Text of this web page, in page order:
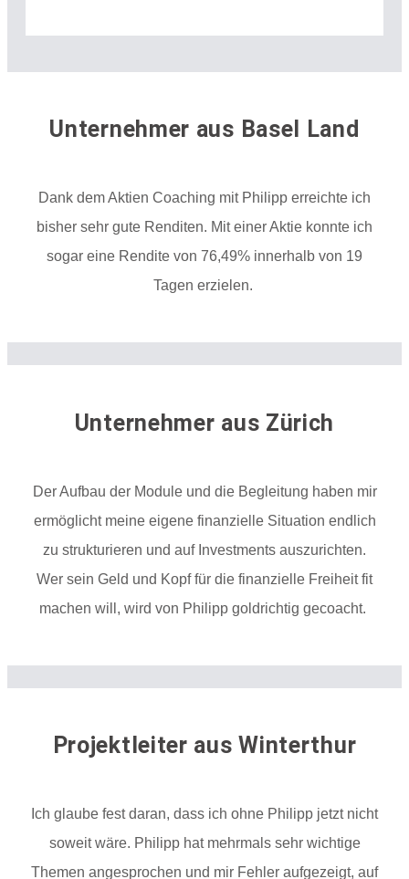
Unternehmer aus Basel Land
Dank dem Aktien Coaching mit Philipp erreichte ich
bisher sehr gute Renditen. Mit einer Aktie konnte ich
sogar eine Rendite von 76,49% innerhalb von 19
Tagen erzielen.
Unternehmer aus Zürich
Der Aufbau der Module und die Begleitung haben mir
ermöglicht meine eigene finanzielle Situation endlich
zu strukturieren und auf Investments auszurichten.
Wer sein Geld und Kopf für die finanzielle Freiheit fit
machen will, wird von Philipp goldrichtig gecoacht.
Projektleiter aus Winterthur
Ich glaube fest daran, dass ich ohne Philipp jetzt nicht
soweit wäre. Philipp hat mehrmals sehr wichtige
Themen angesprochen und mir Fehler aufgezeigt, auf